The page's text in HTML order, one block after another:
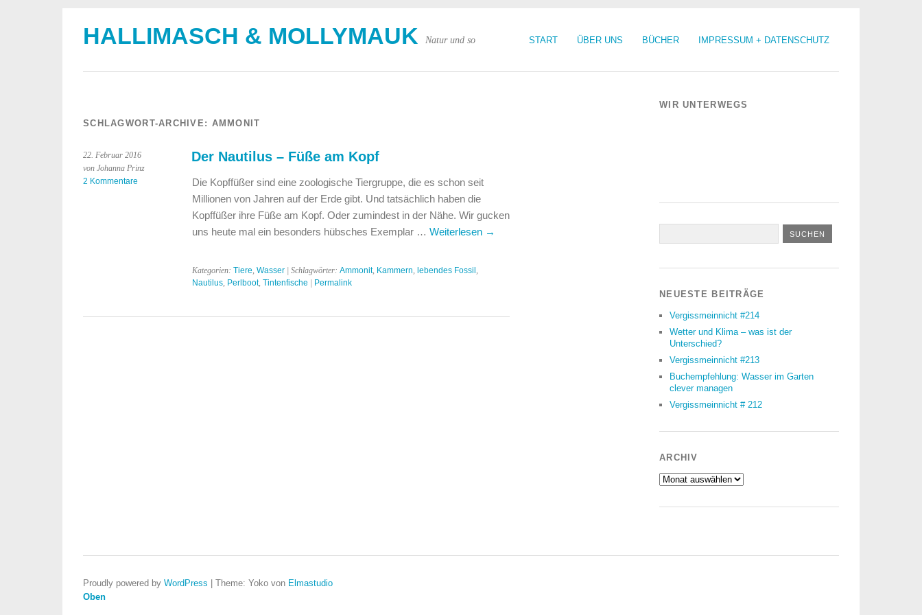
START ÜBER UNS BÜCHER IMPRESSUM + DATENSCHUTZ
HALLIMASCH & MOLLYMAUK Natur und so
SCHLAGWORT-ARCHIVE: AMMONIT
22. Februar 2016
von Johanna Prinz
2 Kommentare
Der Nautilus – Füße am Kopf
Die Kopffüßer sind eine zoologische Tiergruppe, die es schon seit
Millionen von Jahren auf der Erde gibt. Und tatsächlich haben die
Kopffüßer ihre Füße am Kopf. Oder zumindest in der Nähe. Wir gucken
uns heute mal ein besonders hübsches Exemplar … Weiterlesen →
Kategorien: Tiere, Wasser| Schlagwörter: Ammonit, Kammern, lebendes Fossil ,
Nautilus, Perlboot, Tintenfische Permalink
WIR UNTERWEGS
NEUESTE BEITRÄGE
Vergissmeinnicht #214
Wetter und Klima – was ist der
Unterschied?
Vergissmeinnicht #213
Buchempfehlung: Wasser im Garten
clever managen
Vergissmeinnicht # 212
ARCHIV
Archiv
Proudly powered by WordPress Theme: Yoko von Elmastudio
Oben